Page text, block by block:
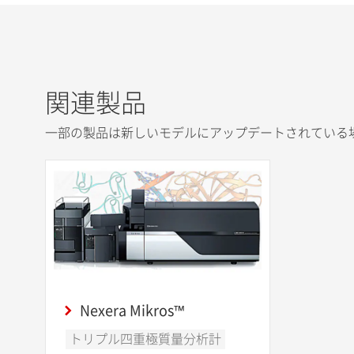
関連製品
一部の製品は新しいモデルにアップデートされている
Nexera Mikros™
トリプル四重極質量分析計